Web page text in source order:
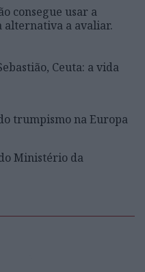
consegue usar a
alternativa a avaliar.
Ceuta: a vida
trumpismo na Europa
Ministério da